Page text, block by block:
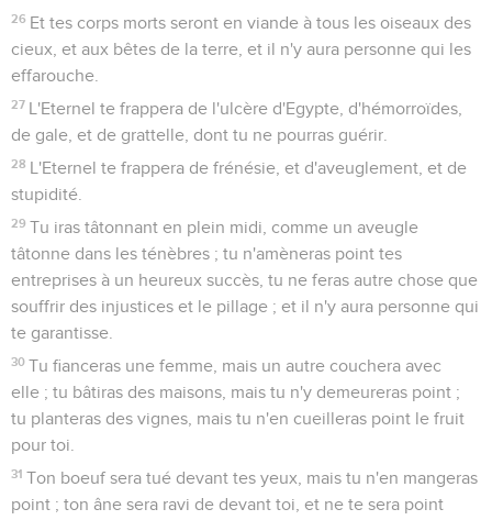
26 Et tes corps morts seront en viande à tous les oiseaux des
cieux, et aux bêtes de la terre, et il n'y aura personne qui les
effarouche.
27 L'Eternel te frappera de l'ulcère d'Egypte, d'hémorroïdes,
de gale, et de grattelle, dont tu ne pourras guérir.
28 L'Eternel te frappera de frénésie, et d'aveuglement, et de
stupidité.
29 Tu iras tâtonnant en plein midi, comme un aveugle
tâtonne dans les ténèbres ; tu n'amèneras point tes
entreprises à un heureux succès, tu ne feras autre chose que
souffrir des injustices et le pillage ; et il n'y aura personne qui
te garantisse.
30 Tu fianceras une femme, mais un autre couchera avec
elle ; tu bâtiras des maisons, mais tu n'y demeureras point ;
tu planteras des vignes, mais tu n'en cueilleras point le fruit
pour toi.
31 Ton boeuf sera tué devant tes yeux, mais tu n'en mangeras
point ; ton âne sera ravi de devant toi, et ne te sera point